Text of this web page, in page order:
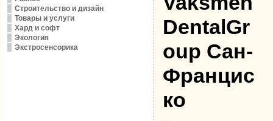
Строительство и дизайн
Товары и услуги
Хард и софт
Экология
Экстросенсорика
DentalGr
oup Сан-
Францис
ко